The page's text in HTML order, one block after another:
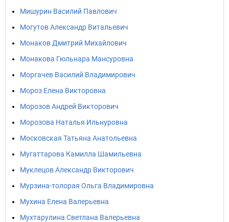
Мишурин Василий Павлович
Могутов Александр Витальевич
Монаков Дмитрий Михайлович
Монакова Гюльнара Мансуровна
Моргачев Василий Владимирович
Мороз Елена Викторовна
Морозов Андрей Викторович
Морозова Наталья Ильнуровна
Московская Татьяна Анатольевна
Мугаттарова Камилла Шамильевна
Муклецов Александр Викторович
Мурзина-толорая Ольга Владимировна
Мухина Елена Валерьевна
Мухтарулина Светлана Валерьевна